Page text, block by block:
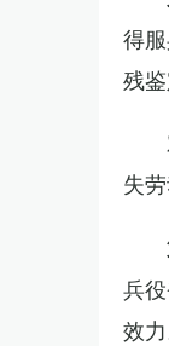
得
残
失
兵
效力